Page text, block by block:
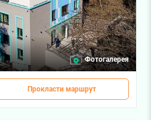
Фотогалерея
Прокласти маршрут